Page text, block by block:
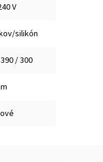
V
silikón
/ 300